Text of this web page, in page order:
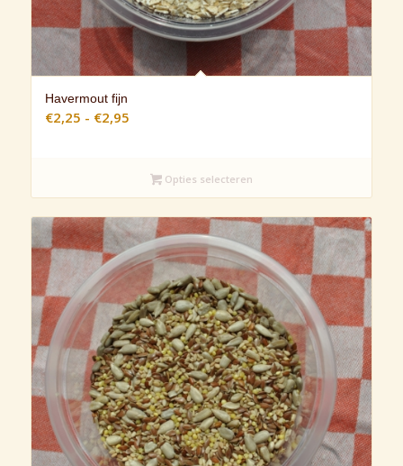
Havermout fijn
€2,25 - €2,95Prijsklasse:
€2,95Opties selecteren